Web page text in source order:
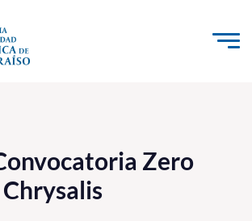
al contenido
e Innovación
el Medio
Zero